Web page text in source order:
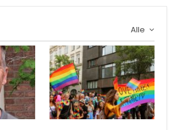
Alle